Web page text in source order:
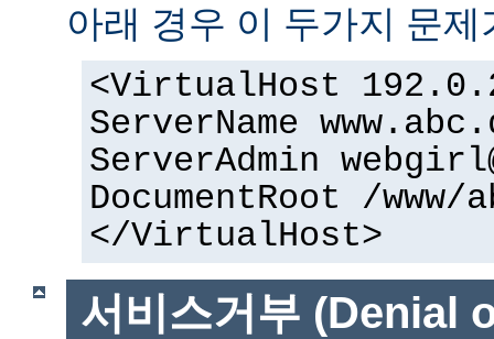
아래 경우 이 두가지 문제
<VirtualHost
ServerName
ServerAdmin
DocumentRoot /www/
</VirtualHost>
서비스거부 (Denial